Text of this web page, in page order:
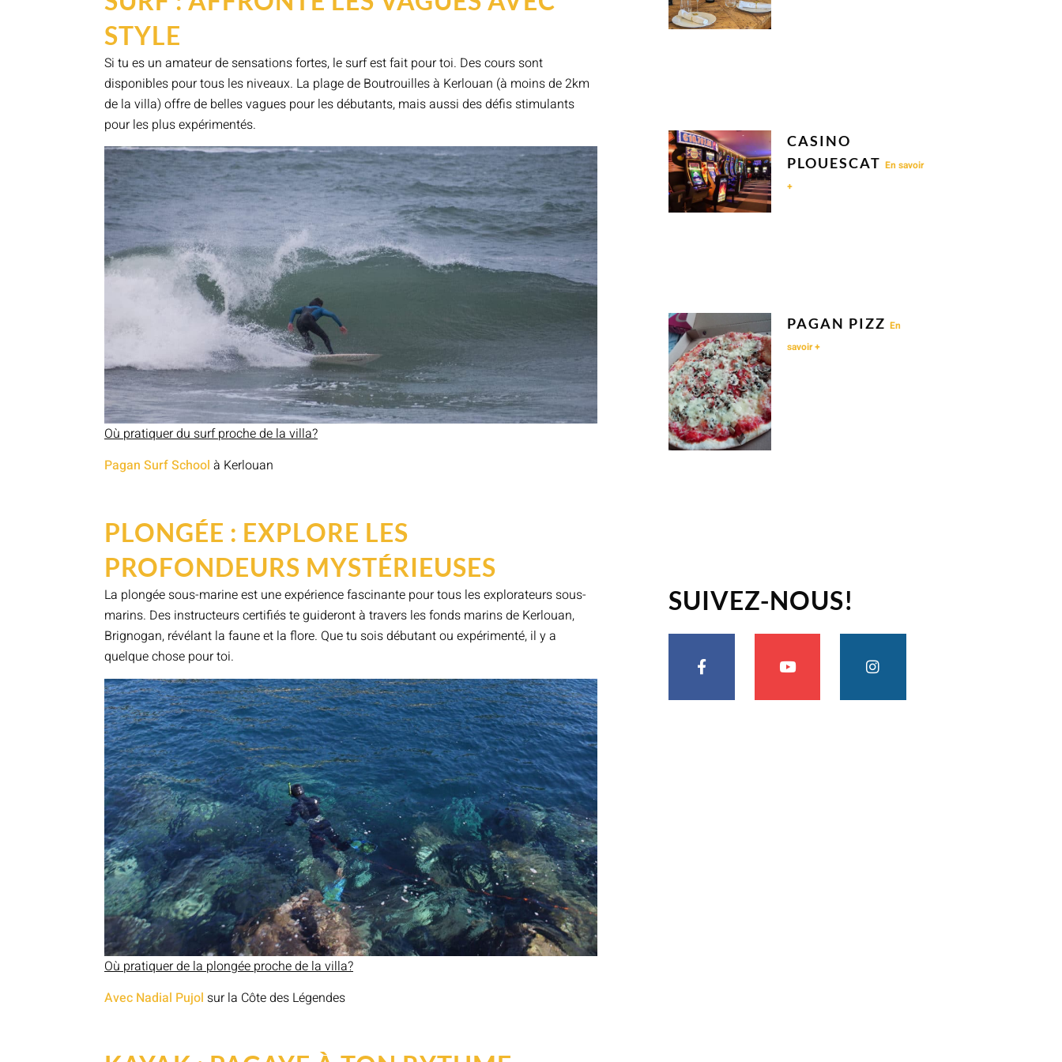
STYLE
Si tu es un amateur de sensations fortes, le surf est fait pour toi. Des cours sont
disponibles pour tous les niveaux. La plage de Boutrouilles à Kerlouan (à moins de 2km
de la villa) offre de belles vagues pour les débutants, mais aussi des défis stimulants
pour les plus expérimentés.
Où pratiquer du surf proche de la villa?
Pagan Surf School à Kerlouan
PLONGÉE : EXPLORE LES
PROFONDEURS MYSTÉRIEUSES
La plongée sous-marine est une expérience fascinante pour tous les explorateurs sous-
marins. Des instructeurs certifiés te guideront à travers les fonds marins de Kerlouan,
Brignogan, révélant la faune et la flore. Que tu sois débutant ou expérimenté, il y a
quelque chose pour toi.
Où pratiquer de la plongée proche de la villa?
Avec Nadial Pujol sur la Côte des Légendes
CASINO
PLOUESCATEn savoir
+
PAGAN PIZZEn
savoir +
SUIVEZ-NOUS!